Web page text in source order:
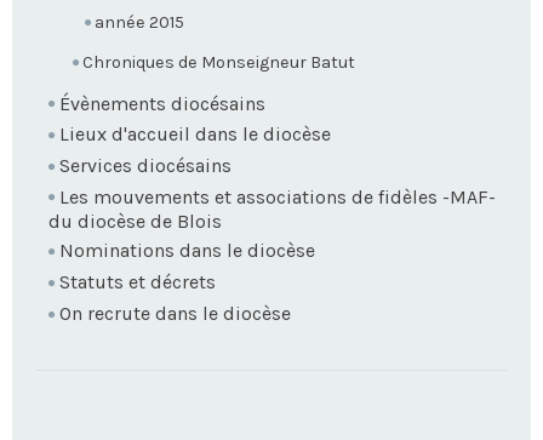
année 2015
Chroniques de Monseigneur Batut
Évènements diocésains
Lieux d'accueil dans le diocèse
Services diocésains
Les mouvements et associations de fidèles -MAF-
du diocèse de Blois
Nominations dans le diocèse
Statuts et décrets
On recrute dans le diocèse